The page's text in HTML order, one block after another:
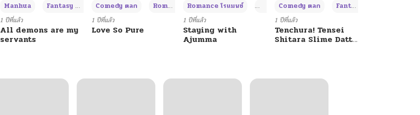
Manhua Fantasy แฟนตาซี +3
1 ปีที่แล้ว
All demons are my
servants
Comedy ตลก Romance โรแมนซ์ +4
1 ปีที่แล้ว
Love So Pure
Romance โรแมนซ์ Adult ผู้ใหญ่ +4
1 ปีที่แล้ว
Staying with
Ajumma
Comedy ตลก Fantasy แฟนตาซี
1 ปีที่แล้ว
Tenchura! Tensei
Shitara Slime Datta